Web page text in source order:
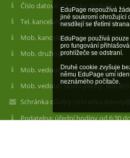
EduPage nepoužívá
jiné soukromí ohrožující
nesdílejí se třetími
EduPage používá
pro fungování
prohlížeče se odstraní.
Druhé cookie zvyšuje
němu EduPage umí
neznámého počítače.
Číslo datové schránky: 6rr9x9e
Tel. kanceláře školy: 583 416 561
Mob. kanceláře školy: 736 157 613
Mob. družiny: 604 977 566
Mob. vedoucí DDM Krasohled: 770
Mob. vedoucí školní jídelny: 608 863
Schránka důvěry:
Podatelna: úřední hodiny od 6:30